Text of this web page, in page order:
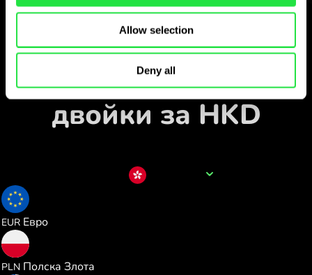
Allow selection
Deny all
Обмен в приложението
Наблюдавайте
популярните валутни
двойки за HKD
EUR Евро
PLN Полска Злота